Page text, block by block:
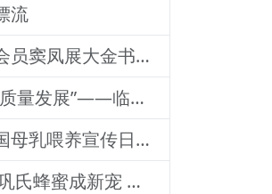
流
凤凰探索中美协会员窦凤展大金书画集绘就艺术传奇
“品时代佳酿谋高质量发展”——临沂老区高质量发展论坛暨贵州茅台酒（精品）主题活动圆满落幕
【志愿服务】全国母乳喂养宣传日：山东医专附属医院志愿者深入社区宣传母乳喂养健康知识
逢源采撷献苍生 巩氏蜂蜜成新宠 和善润物品牌就 养怡之福在沂蒙